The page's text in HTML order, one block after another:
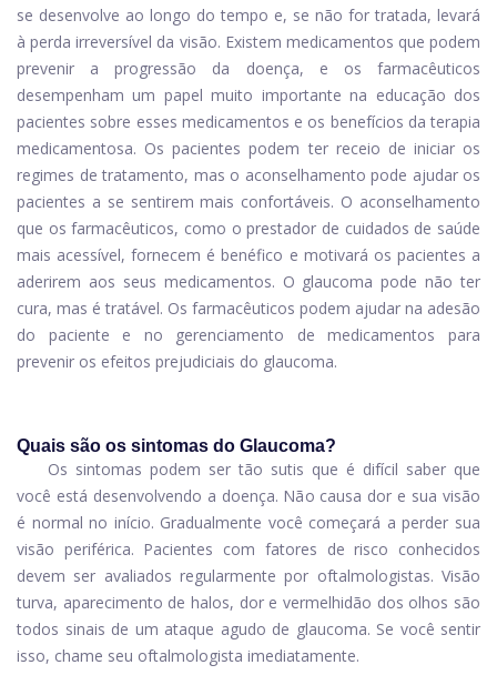
se desenvolve ao longo do tempo e, se não for tratada, levará
à perda irreversível da visão. Existem medicamentos que podem
prevenir a progressão da doença, e os farmacêuticos
desempenham um papel muito importante na educação dos
pacientes sobre esses medicamentos e os benefícios da terapia
medicamentosa. Os pacientes podem ter receio de iniciar os
regimes de tratamento, mas o aconselhamento pode ajudar os
pacientes a se sentirem mais confortáveis. O aconselhamento
que os farmacêuticos, como o prestador de cuidados de saúde
mais acessível, fornecem é benéfico e motivará os pacientes a
aderirem aos seus medicamentos. O glaucoma pode não ter
cura, mas é tratável. Os farmacêuticos podem ajudar na adesão
do paciente e no gerenciamento de medicamentos para
prevenir os efeitos prejudiciais do glaucoma.
Quais são os sintomas do Glaucoma?
Os sintomas podem ser tão sutis que é difícil saber que
você está desenvolvendo a doença. Não causa dor e sua visão
é normal no início. Gradualmente você começará a perder sua
visão periférica. Pacientes com fatores de risco conhecidos
devem ser avaliados regularmente por oftalmologistas. Visão
turva, aparecimento de halos, dor e vermelhidão dos olhos são
todos sinais de um ataque agudo de glaucoma. Se você sentir
isso, chame seu oftalmologista imediatamente.